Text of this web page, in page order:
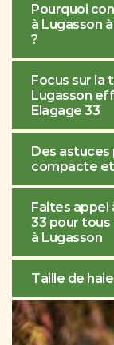
Pourquoi
à Lugasson
?
Focus sur la
Lugasson
Elagage 33
Des astuces
compacte
Faites appel
33 pour tous
à Lugasson
Taille de